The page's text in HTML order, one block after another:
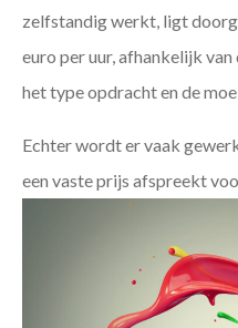
zelfstandig werkt, ligt
euro per uur, afhankelijk
het type opdracht en de
Echter wordt er vaak
een vaste prijs afspreekt